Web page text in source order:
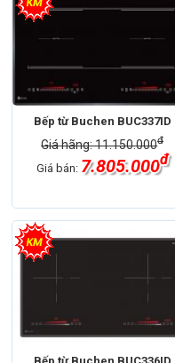
Bếp từ Buchen BUC337ID
Giá hãng: 11.150.000đ
Giá bán: 7.805.000đ